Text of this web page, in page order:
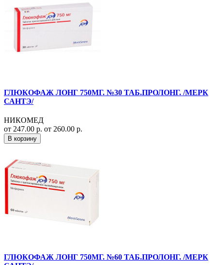
ГЛЮКОФАЖ ЛОНГ 750МГ. №30 ТАБ.ПРОЛОНГ. /МЕРК
САНТЭ/
НИКОМЕД
от 247.00 р. от 260.00 р.
В корзину
ГЛЮКОФАЖ ЛОНГ 750МГ. №60 ТАБ.ПРОЛОНГ. /МЕРК